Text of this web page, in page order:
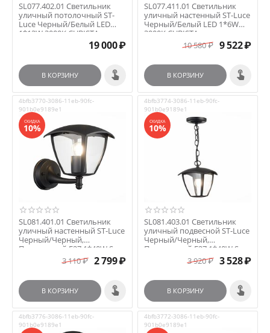
SL077.402.01 Светильник
уличный потолочный ST-
Luce Черный/Белый LED
1*12W 3000K CUBISTA
19 000₽
В КОРЗИНУ
SL077.411.01 Светильник
уличный настенный ST-Luce
Черный/Белый LED 1*6W
3000K CUBISTA
10 580₽ 9 522₽
В КОРЗИНУ
4bfb3770-3086-11eb-90fc-
901b0e9189e1
СКИДКА
10%
SL081.401.01 Светильник
уличный настенный ST-Luce
Черный/Черный,
Прозрачный E27 1*40W S...
3 110₽ 2 799₽
В КОРЗИНУ
4bfb3774-3086-11eb-90fc-
901b0e9189e1
СКИДКА
10%
SL081.403.01 Светильник
уличный подвесной ST-Luce
Черный/Черный,
Прозрачный E27 1*40W S...
3 920₽ 3 528₽
В КОРЗИНУ
4bfb3776-3086-11eb-90fc-
901b0e9189e1
4bfb3772-3086-11eb-90fc-
901b0e9189e1